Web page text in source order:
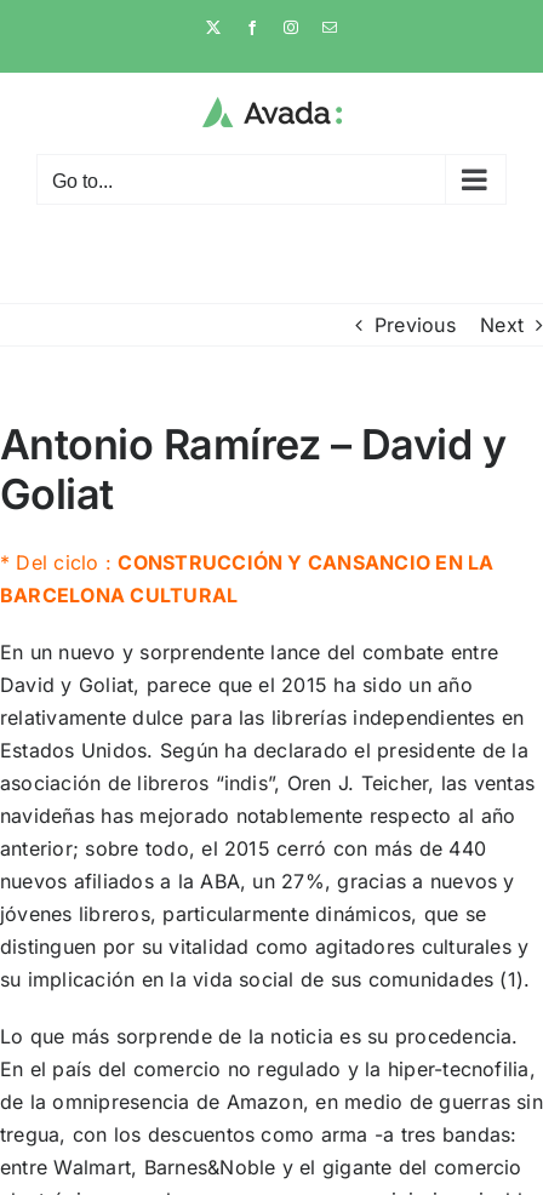
content
X FacebookInstagramEmail
Go to...
Previous Next
Antonio Ramírez – David y
Goliat
* Del ciclo :CONSTRUCCIÓN Y CANSANCIO EN LA
BARCELONA CULTURAL
En un nuevo y sorprendente lance del combate entre
David y Goliat, parece que el 2015 ha sido un año
relativamente dulce para las librerías independientes en
Estados Unidos. Según ha declarado el presidente de la
asociación de libreros “indis”, Oren J. Teicher, las ventas
navideñas has mejorado notablemente respecto al año
anterior; sobre todo, el 2015 cerró con más de 440
nuevos afiliados a la ABA, un 27%, gracias a nuevos y
jóvenes libreros, particularmente dinámicos, que se
distinguen por su vitalidad como agitadores culturales y
su implicación en la vida social de sus comunidades (1).
Lo que más sorprende de la noticia es su procedencia.
En el país del comercio no regulado y la hiper-tecnofilia,
de la omnipresencia de Amazon, en medio de guerras sin
tregua, con los descuentos como arma -a tres bandas:
entre Walmart, Barnes&Noble y el gigante del comercio